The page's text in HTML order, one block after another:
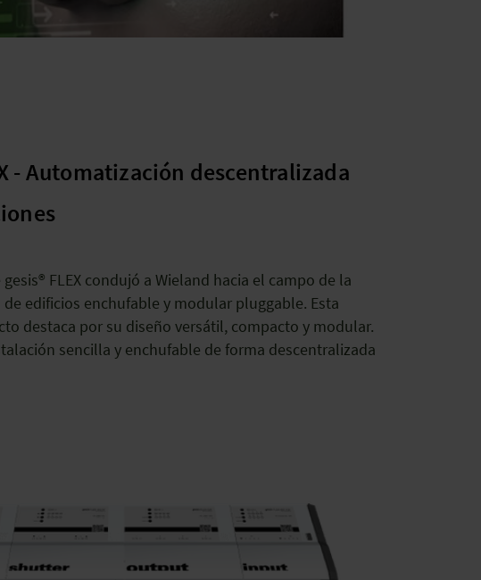
- Automatización descentralizada
FLEX condujó a Wieland hacia el campo de la
edificios enchufable y modular pluggable. Esta
destaca por su diseño versátil, compacto y modular.
sencilla y enchufable de forma descentralizada